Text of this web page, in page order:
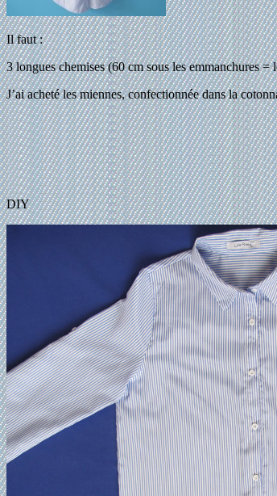
Il faut :
3 longues chemises (60 cm sous les emmanchures =
J’ai acheté les miennes, confectionnée dans la
DIY